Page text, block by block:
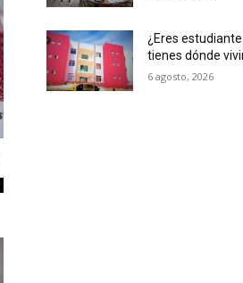
¿Eres
tienes dónde
6 agosto, 2026